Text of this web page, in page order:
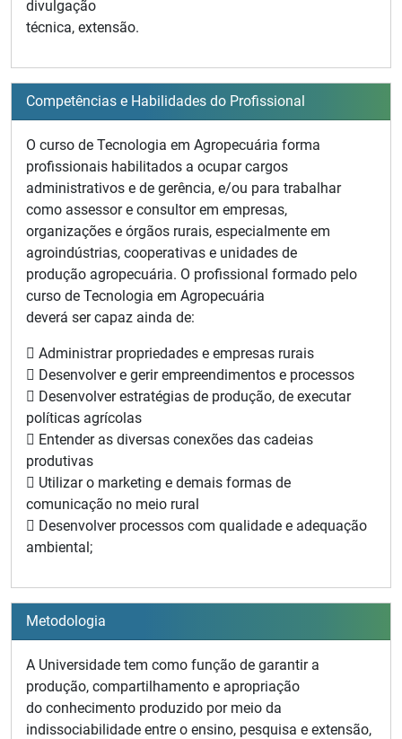
divulgação
técnica, extensão.
Competências e Habilidades do Profissional
O curso de Tecnologia em Agropecuária forma
profissionais habilitados a ocupar cargos
administrativos e de gerência, e/ou para trabalhar
como assessor e consultor em empresas,
organizações e órgãos rurais, especialmente em
agroindústrias, cooperativas e unidades de
produção agropecuária. O profissional formado pelo
curso de Tecnologia em Agropecuária
deverá ser capaz ainda de:
 Administrar propriedades e empresas rurais
 Desenvolver e gerir empreendimentos e processos
 Desenvolver estratégias de produção, de executar
políticas agrícolas
 Entender as diversas conexões das cadeias
produtivas
 Utilizar o marketing e demais formas de
comunicação no meio rural
 Desenvolver processos com qualidade e adequação
ambiental;
Metodologia
A Universidade tem como função de garantir a
produção, compartilhamento e apropriação
do conhecimento produzido por meio da
indissociabilidade entre o ensino, pesquisa e extensão,